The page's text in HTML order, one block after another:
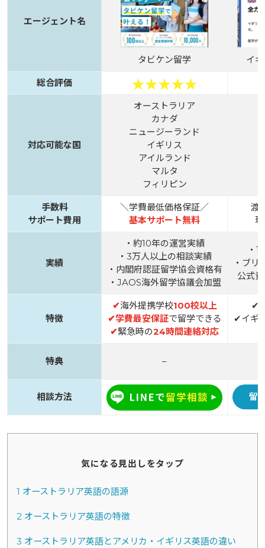
エージェント名
タビケン留学 イ
総合評価
対応可能な国
オーストラリア
カナダ
ニュージーランド
イギリス
アイルランド
マルタ
フィリピン
手数料
サポート費用
＼学費最低価格保証／
基本サポート無料
渡
実績
・約10年の運営実績
・3万人以上の相談実績
・内閣府認証留学協会資格有
・JAOS海外留学協議会加盟
・
・ブリ
公式
特徴
✔海外提携学校100校以上
✔学費最安保証で留学できる
✔緊急時の24時間連絡対応
✔
✔イギ
特典 –
相談方法 留
気になる見出しをタップ
1 オーストラリア英語の語源
2 オーストラリア英語の特徴
3 オーストラリア英語とアメリカ・イギリス英語の違い